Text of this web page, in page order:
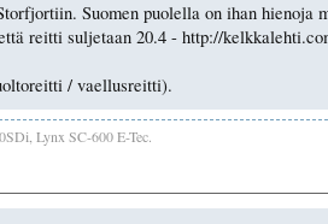
Suomen puolella on ihan
reitti suljetaan 20.4 - http://
/ vaellusreitti).
Lynx SC-600 E-Tec.